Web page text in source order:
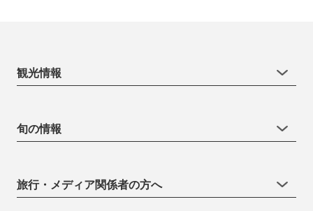
観光情報
旬の情報
旅行・メディア関係者の方へ